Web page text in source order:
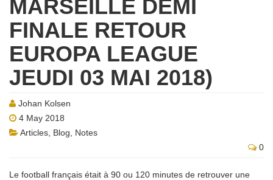
MARSEILLE DEMI
FINALE RETOUR
EUROPA LEAGUE
JEUDI 03 MAI 2018)
Johan Kolsen
4 May 2018
Articles Blog
Notes
0
Le football français était à 90 ou 120 minutes de retrouver une